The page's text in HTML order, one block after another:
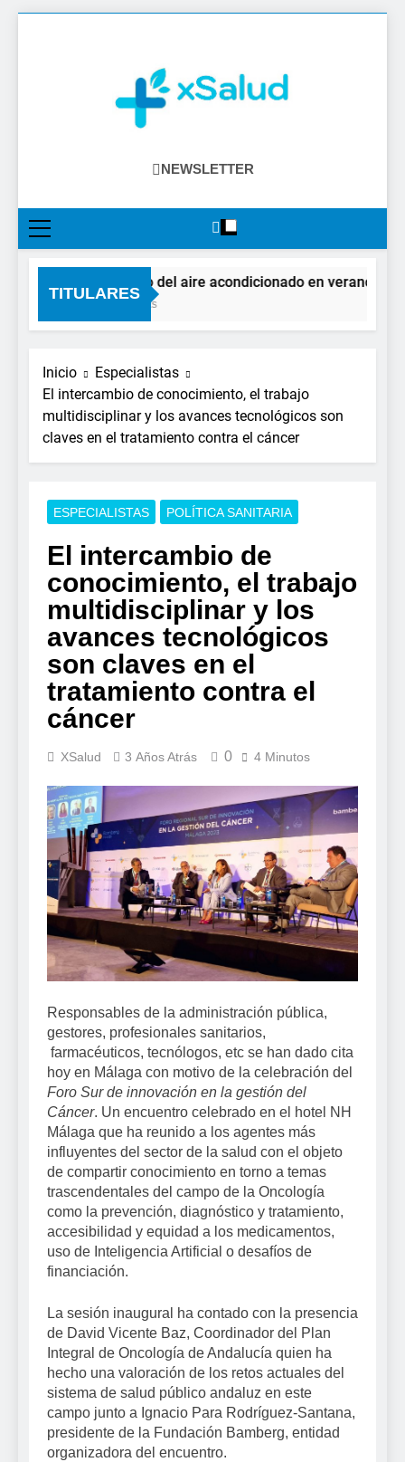
XSalud
Noticias Del Sector Salud. Congresos Y
Farmacéutica, Atención Primaria,
Especialistas, Farmacia, Etc…
NEWSLETTER
TITULARES
El impacto del aire acondicionado en verano:
Inicio
Especialistas
El intercambio de conocimiento, el trabajo
multidisciplinar y los avances tecnológicos son
claves en el tratamiento contra el cáncer
ESPECIALISTAS POLÍTICA SANITARIA
El intercambio de
conocimiento, el trabajo
multidisciplinar y los
avances tecnológicos
son claves en el
tratamiento contra el
cáncer
XSalud 3 Años Atrás 0 4 Minutos
Responsables de la administración pública,
gestores, profesionales sanitarios,
farmacéuticos, tecnólogos, etc se han dado cita
hoy en Málaga con motivo de la celebración del
Foro Sur de innovación en la gestión del
Cáncer. Un encuentro celebrado en el hotel NH
Málaga que ha reunido a los agentes más
influyentes del sector de la salud con el objeto
de compartir conocimiento en torno a temas
trascendentales del campo de la Oncología
como la prevención, diagnóstico y tratamiento,
accesibilidad y equidad a los medicamentos,
uso de Inteligencia Artificial o desafíos de
financiación.
La sesión inaugural ha contado con la presencia
de David Vicente Baz, Coordinador del Plan
Integral de Oncología de Andalucía quien ha
hecho una valoración de los retos actuales del
sistema de salud público andaluz en este
campo junto a Ignacio Para Rodríguez-Santana,
presidente de la Fundación Bamberg, entidad
organizadora del encuentro.